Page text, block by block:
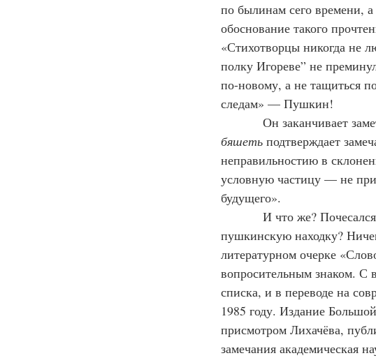
по былинам сего времени,
обоснование такого
«Стихотворцы никогда не
полку Игореве” не
по-новому, а не тащиться
следам» — Пушкин!
Он
бяшеть подтверждает
неправильностию в
условную частицу — не
будущего».
пушкинскую находку?
литературном очерке
вопросительным знаком. С
списка, и в переводе на
1985 году. Издание
присмотром Лихачёва,
замечания академическая